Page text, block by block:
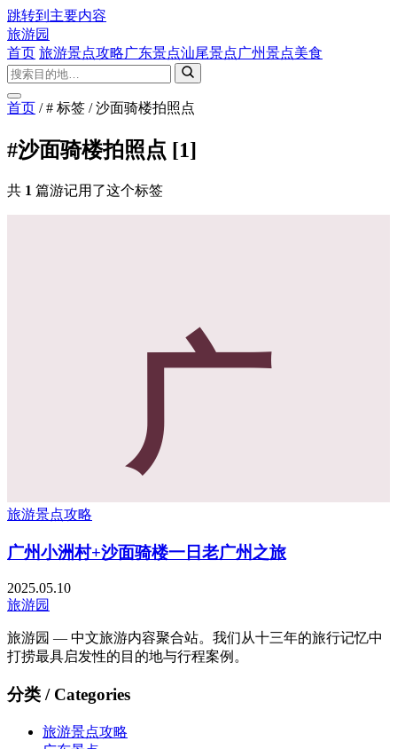
跳转到主要内容
旅游园
首页 旅游景点攻略广东景点汕尾景点广州景点美食
首页 / # 标签 / 沙面骑楼拍照点
#沙面骑楼拍照点 [1]
共 1 篇游记用了这个标签
广
旅游景点攻略
广州小洲村+沙面骑楼一日老广州之旅
2025.05.10
旅游园
旅游园 — 中文旅游内容聚合站。我们从十三年的旅行记忆中
打捞最具启发性的目的地与行程案例。
分类 / Categories
旅游景点攻略